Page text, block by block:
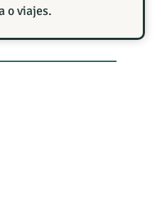
o viajes.